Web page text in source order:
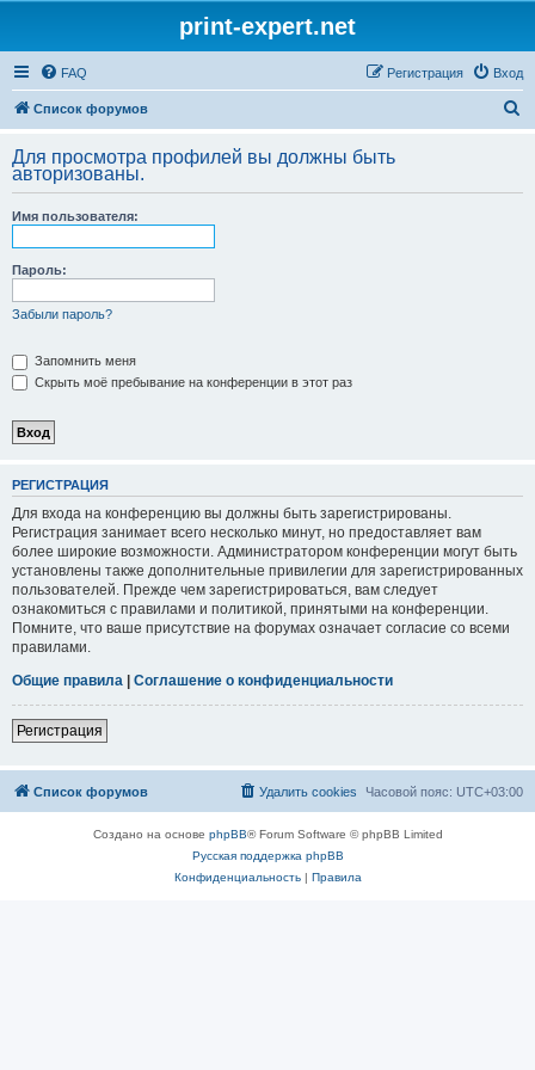
print-expert.net
FAQ Вход
Регистрация
Список форумов
с
Для просмотра профилей вы должны быть
авторизованы.
Имя пользователя:
Пароль:
Забыли пароль?
Запомнить меня
Скрыть моё пребывание на конференции в этот раз
РЕГИСТРАЦИЯ
Для входа на конференцию вы должны быть зарегистрированы.
Регистрация занимает всего несколько минут, но предоставляет вам
более широкие возможности. Администратором конференции могут быть
установлены также дополнительные привилегии для зарегистрированных
пользователей. Прежде чем зарегистрироваться, вам следует
ознакомиться с правилами и политикой, принятыми на конференции.
Помните, что ваше присутствие на форумах означает согласие со всеми
правилами.
Общие правила | Соглашение о конфиденциальности
Регистрация
Список форумов Часовой пояс: UTC+03:00
Удалить cookies
Создано на основе phpBB® Forum Software © phpBB Limited
Русская поддержка phpBB
Конфиденциальность| Правила